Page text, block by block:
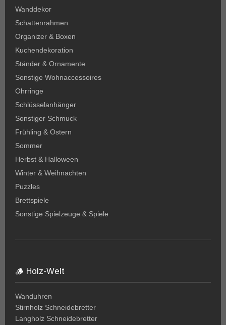
Wanddekor
Schattenrahmen
Organizer & Boxen
Kuchendekoration
Ständer & Ornamente
Sonstige Wohnaccessoires
Ohrringe
Schlüsselanhänger
Sonstiger Schmuck
Frühling & Ostern
Sommer
Herbst & Halloween
Winter & Weihnachten
Puzzles
Brettspiele
Sonstige Spielzeuge & Spiele
🪵 Holz-Welt
Wanduhren
Stirnholz Schneidebretter
Langholz Schneidebretter